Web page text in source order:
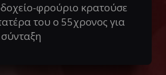
φρούριο κρατούσε
του ο 55χρονος για